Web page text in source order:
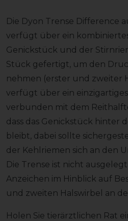
Die Dyon Trense Difference
verfügt über ein
Genickstück und der
Stück gefertigt, um den
nehmen (erster und zweiter
verfügt über ein
verbunden mit dem
dass das Genickstück hinter
bleibt, dabei sollte
der Kehlriemen sich an den
Die Trense ist nicht
Anzeichen im Hinblick auf
und zweiten Halswirbel an
Holen Sie tierärztlichen Rat